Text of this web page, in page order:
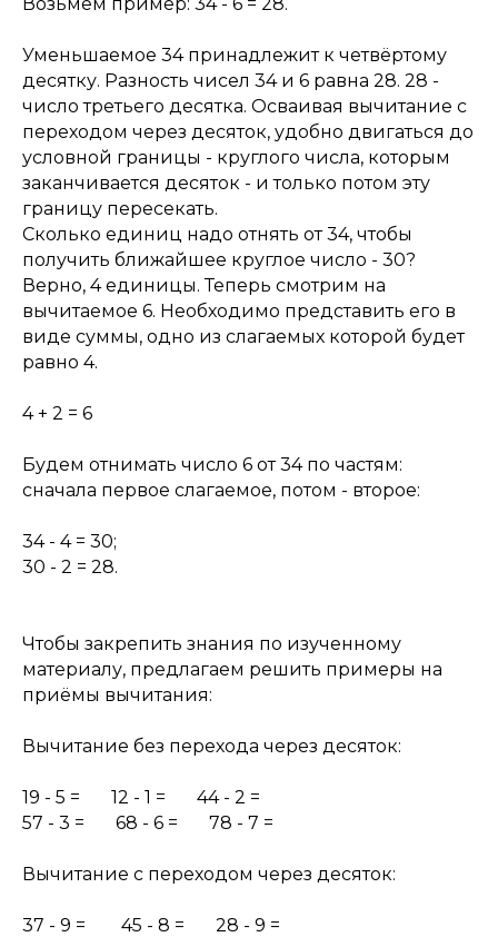
Уменьшаемое 34 принадлежит к четвёртому
десятку. Разность чисел 34 и 6 равна 28. 28 -
число третьего десятка. Осваивая вычитание с
переходом через десяток, удобно двигаться до
условной границы - круглого числа, которым
заканчивается десяток - и только потом эту
границу пересекать.
Сколько единиц надо отнять от 34, чтобы
получить ближайшее круглое число - 30?
Верно, 4 единицы. Теперь смотрим на
вычитаемое 6. Необходимо представить его в
виде суммы, одно из слагаемых которой будет
равно 4.
4 + 2 = 6
Будем отнимать число 6 от 34 по частям:
сначала первое слагаемое, потом - второе:
34 - 4 = 30;
30 - 2 = 28.
Чтобы закрепить знания по изученному
материалу, предлагаем решить примеры на
приёмы вычитания:
Вычитание без перехода через десяток:
19 - 5 = 12 - 1 = 44 - 2 =
57 - 3 = 68 - 6 = 78 - 7 =
Вычитание с переходом через десяток:
37 - 9 = 45 - 8 = 28 - 9 =